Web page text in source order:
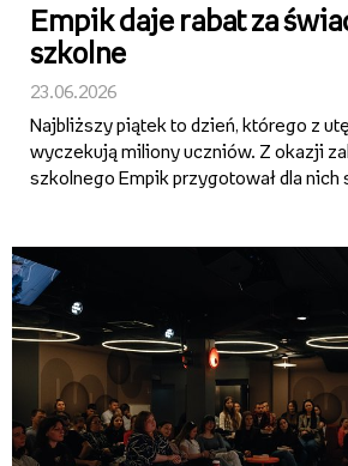
Empik daje rabat za
szkolne
23.06.2026
Najbliższy piątek to dzień, którego z
wyczekują miliony uczniów. Z okazji
szkolnego Empik przygotował dla nich
w rubryce z...